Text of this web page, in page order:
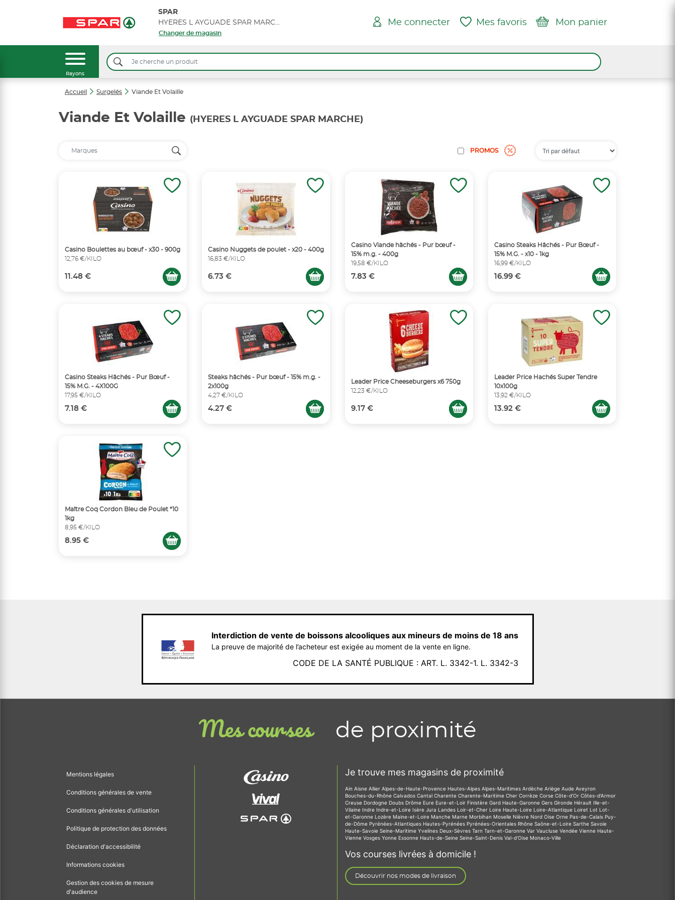
SPAR
HYERES L AYGUADE SPAR MARCHE
Changer de magasin
Me connecter Mes favoris Mon panier
Rayons
Accueil Surgelés Viande Et Volaille
Viande Et Volaille (HYERES L AYGUADE SPAR MARCHE)
PROMOS
Casino Boulettes au bœuf - x30 - 900g
12,76 €/KILO
11.48 €
Casino Nuggets de poulet - x20 - 400g
16,83 €/KILO
6.73 €
Casino Viande hâchés - Pur bœuf -
15% m.g. - 400g
19,58 €/KILO
7.83 €
Casino Steaks Hâchés - Pur Bœuf -
15% M.G. - x10 - 1kg
16,99 €/KILO
16.99 €
Casino Steaks Hâchés - Pur Bœuf -
15% M.G. - 4X100G
17,95 €/KILO
7.18 €
Steaks hâchés - Pur bœuf - 15% m.g. -
2x100g
4,27 €/KILO
4.27 €
Leader Price Cheeseburgers x6 750g
12,23 €/KILO
9.17 €
Leader Price Hachés Super Tendre
10x100g
13,92 €/KILO
13.92 €
Maître Coq Cordon Bleu de Poulet *10
1kg
8,95 €/KILO
8.95 €
Interdiction de vente de boissons alcooliques aux mineurs de moins de 18 ans
La preuve de majorité de l’acheteur est exigée au moment de la vente en ligne.
CODE DE LA SANTÉ PUBLIQUE : ART. L. 3342-1. L. 3342-3
Mes courses de proximité
Mentions légales
Conditions générales de vente
Conditions générales d'utilisation
Politique de protection des données
Déclaration d'accessibilité
Informations cookies
Gestion des cookies de mesure
d'audience
Je trouve mes magasins de proximité
Ain Aisne Allier Alpes-de-Haute-Provence Hautes-Alpes Alpes-Maritimes Ardèche Ariège Aude Aveyron
Bouches-du-Rhône Calvados Cantal Charente Charente-Maritime Cher Corrèze Corse Côte-d'Or Côtes-d'Armor
Creuse Dordogne Doubs Drôme Eure Eure-et-Loir Finistère Gard Haute-Garonne Gers Gironde Hérault Ille-et-
Vilaine Indre Indre-et-Loire Isère Jura Landes Loir-et-Cher Loire Haute-Loire Loire-Atlantique Loiret Lot Lot-
et-Garonne Lozère Maine-et-Loire Manche Marne Morbihan Moselle Nièvre Nord Oise Orne Pas-de-Calais Puy-
de-Dôme Pyrénées-Atlantiques Hautes-Pyrénées Pyrénées-Orientales Rhône Saône-et-Loire Sarthe Savoie
Haute-Savoie Seine-Maritime Yvelines Deux-Sèvres Tarn Tarn-et-Garonne Var Vaucluse Vendée Vienne Haute-
Vienne Vosges Yonne Essonne Hauts-de-Seine Seine-Saint-Denis Val-d'Oise Monaco-Ville
Vos courses livrées à domicile !
Découvrir nos modes de livraison